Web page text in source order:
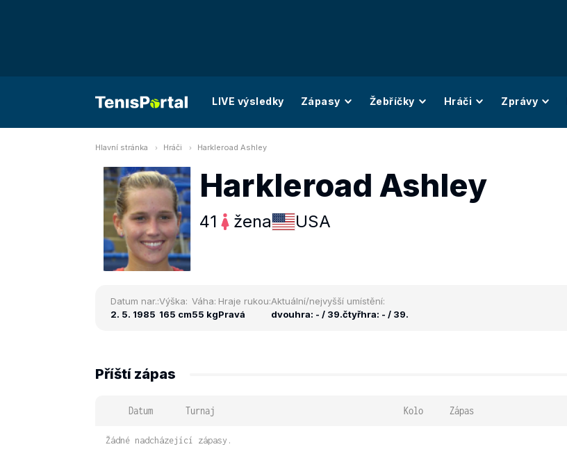
LIVE výsledky Zápasy Žebříčky Hráči Zprávy
Hlavní stránka Hráči Harkleroad Ashley
Harkleroad Ashley
41 žena USA
Datum nar.:
2. 5. 1985
Výška:
165 cm
Váha:
55 kg
Hraje rukou:
Pravá
Aktuální/nejvyšší umístění:
dvouhra: - / 39.čtyřhra: - / 39.
Příští zápas
Datum Turnaj Kolo Zápas
Žádné nadcházející zápasy.